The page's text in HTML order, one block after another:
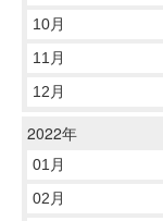
10月
11月
12月
2022年
01月
02月